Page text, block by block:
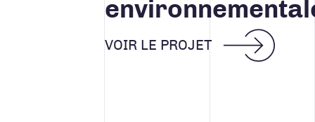
VOIR LE PROJET